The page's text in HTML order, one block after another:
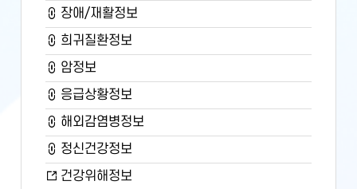
장애/재활정보
희귀질환정보
암정보
응급상황정보
해외감염병정보
정신건강정보
건강위해정보